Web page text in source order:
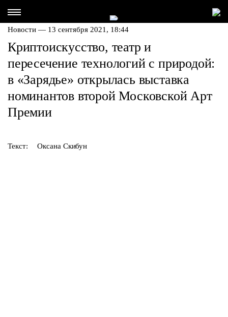
Новости — 13 сентября 2021, 18:44
Криптоискусство, театр и
пересечение технологий с природой:
в «Зарядье» открылась выставка
номинантов второй Московской Арт
Премии
Текст: Оксана Скибун